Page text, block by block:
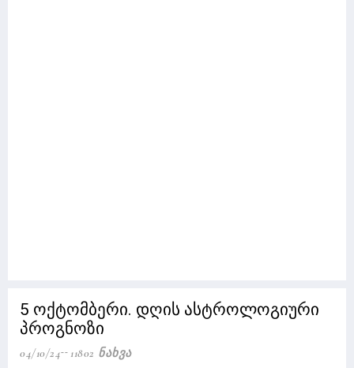
5 ოქტომბერი. დღის ასტროლოგიური
პროგნოზი
04/10/24 11802 Ნახვა